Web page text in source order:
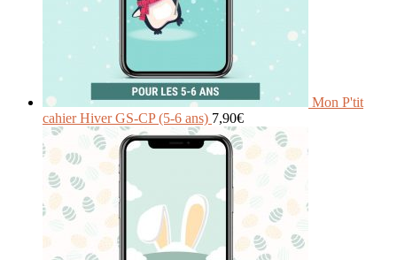
Mon P'tit
cahier Hiver GS-CP (5-6 ans) 7,90€